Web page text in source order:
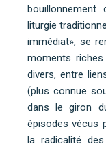
liturgie
immédiat», se
moments
divers, entre
(plus connue
dans le giron
épisodes vécus
la radicalité